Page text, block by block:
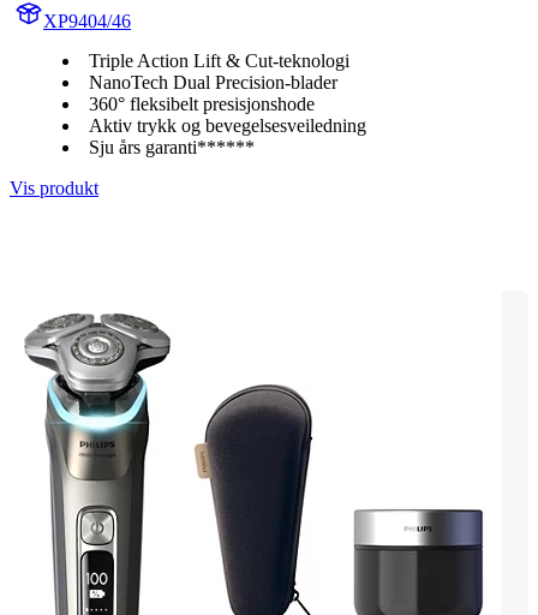
XP9404/46
Triple Action Lift & Cut-teknologi
NanoTech Dual Precision-blader
360° fleksibelt presisjonshode
Aktiv trykk og bevegelsesveiledning
Sju års garanti******
Vis produkt